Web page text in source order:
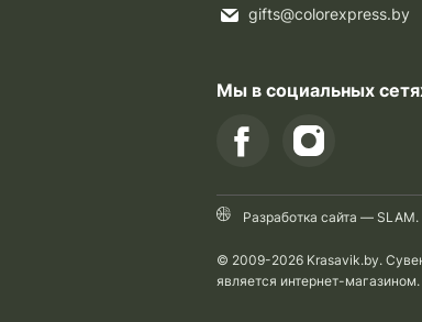
gifts@colorexpress.by
Мы в социальных
© 2009-2026 Krasavik.by.
является интернет-
Разработка сайта — SLAM.